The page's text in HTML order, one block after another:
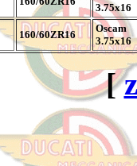
3.75x16
160/60ZR16
Oscam
3.75x16
[